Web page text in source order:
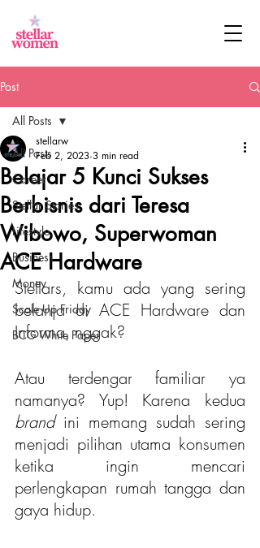
Post
All Posts
Career
Stellar Stories
Lifestyle
Business
Money
Scale Up Friday
BCG White Paper
All Posts
Belajar 5 Kunci Sukses
Berbisnis dari Teresa
Wibowo, Superwoman
ACE Hardware
stellarw
Feb 2, 2023 3 min read
Stellars, kamu ada yang sering
belanja di ACE Hardware dan
Informa, nggak?
Atau terdengar familiar ya
namanya? Yup! Karena kedua
brand ini memang sudah sering
menjadi pilihan utama konsumen
ketika ingin mencari
perlengkapan rumah tangga dan
gaya hidup.